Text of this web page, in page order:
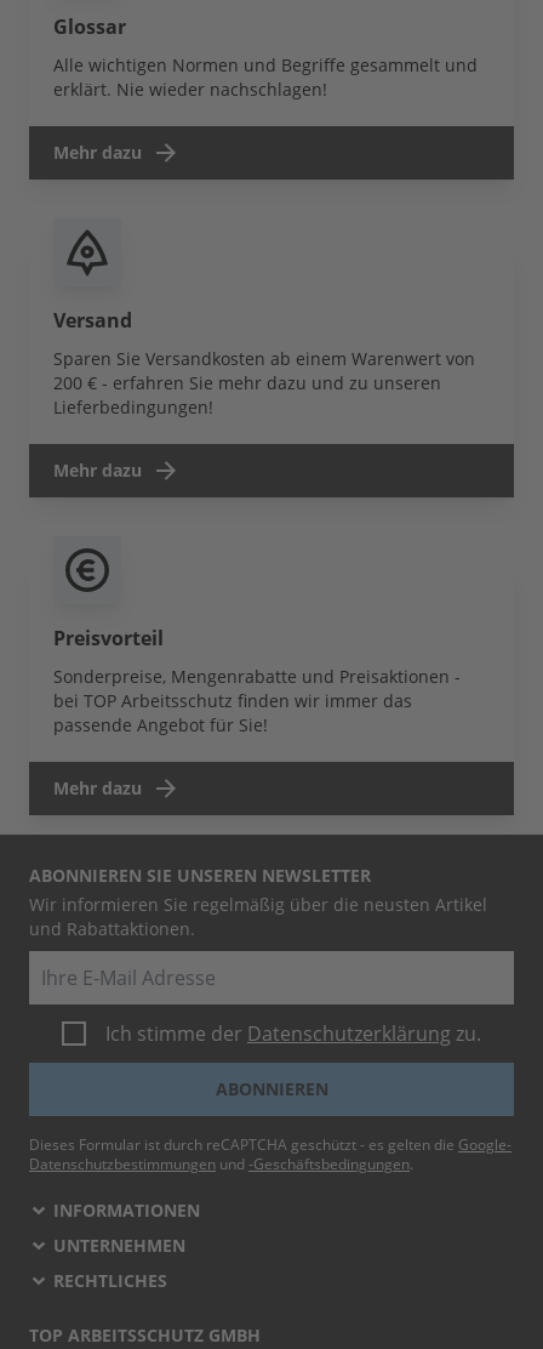
Glossar
Alle wichtigen Normen und Begriffe gesammelt und
erklärt. Nie wieder nachschlagen!
Mehr dazu
Versand
Sparen Sie Versandkosten ab einem Warenwert von
200 € - erfahren Sie mehr dazu und zu unseren
Lieferbedingungen!
Mehr dazu
Preisvorteil
Sonderpreise, Mengenrabatte und Preisaktionen -
bei TOP Arbeitsschutz finden wir immer das
passende Angebot für Sie!
Mehr dazu
ABONNIEREN SIE UNSEREN NEWSLETTER
Wir informieren Sie regelmäßig über die neusten Artikel
und Rabattaktionen.
Ich stimme der Datenschutzerklärung zu.
ABONNIEREN
Dieses Formular ist durch reCAPTCHA geschützt - es gelten die Google-
Datenschutzbestimmungen und -Geschäftsbedingungen.
INFORMATIONEN
UNTERNEHMEN
RECHTLICHES
TOP ARBEITSSCHUTZ GMBH